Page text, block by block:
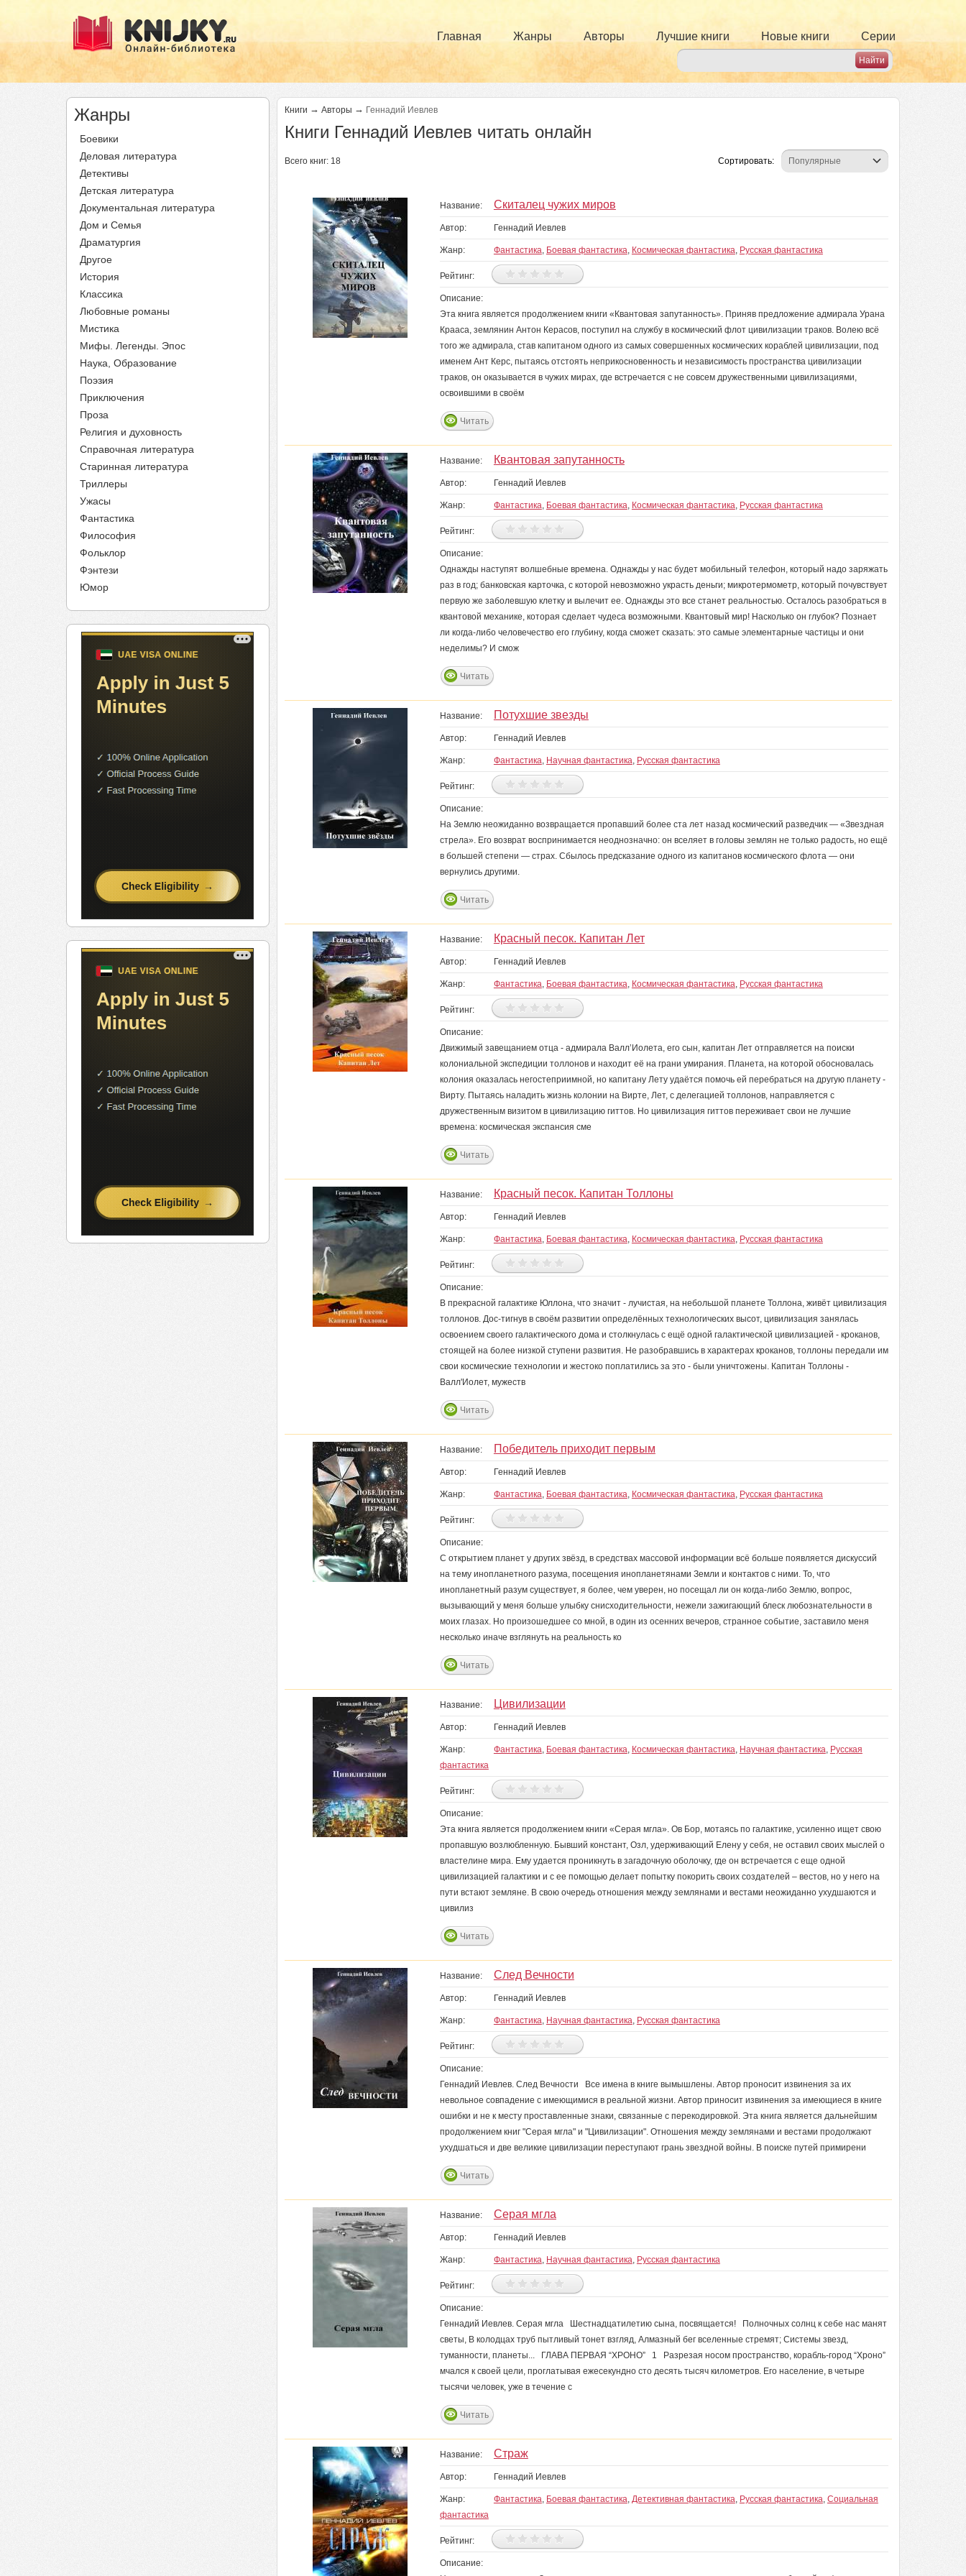
Главная Жанры Авторы Лучшие книги Новые книги Серии
Жанры
Боевики
Деловая литература
Детективы
Детская литература
Документальная литература
Дом и Семья
Драматургия
Другое
История
Классика
Любовные романы
Мистика
Мифы. Легенды. Эпос
Наука, Образование
Поэзия
Приключения
Проза
Религия и духовность
Справочная литература
Старинная литература
Триллеры
Ужасы
Фантастика
Философия
Фольклор
Фэнтези
Юмор
Книги → Авторы → Геннадий Иевлев
Книги Геннадий Иевлев читать онлайн
Всего книг: 18 Сортировать:
Название: Скиталец чужих миров
Автор: Геннадий Иевлев
Жанр: Фантастика, Боевая фантастика, Космическая фантастика, Русская фантастика
Рейтинг:
Описание:
Эта книга является продолжением книги «Квантовая запутанность». Приняв предложение адмирала Урана
Крааса, землянин Антон Керасов, поступил на службу в космический флот цивилизации траков. Волею всё
того же адмирала, став капитаном одного из самых совершенных космических кораблей цивилизации, под
именем Ант Керс, пытаясь отстоять неприкосновенность и независимость пространства цивилизации
траков, он оказывается в чужих мирах, где встречается с не совсем дружественными цивилизациями,
освоившими в своём
Читать
Название: Квантовая запутанность
Автор: Геннадий Иевлев
Жанр: Фантастика, Боевая фантастика, Космическая фантастика, Русская фантастика
Рейтинг:
Описание:
Однажды наступят волшебные времена. Однажды у нас будет мобильный телефон, который надо заряжать
раз в год; банковская карточка, с которой невозможно украсть деньги; микротермометр, который почувствует
первую же заболевшую клетку и вылечит ее. Однажды это все станет реальностью. Осталось разобраться в
квантовой механике, которая сделает чудеса возможными. Квантовый мир! Насколько он глубок? Познает
ли когда-либо человечество его глубину, когда сможет сказать: это самые элементарные частицы и они
неделимы? И смож
Читать
Название: Потухшие звезды
Автор: Геннадий Иевлев
Жанр: Фантастика, Научная фантастика, Русская фантастика
Рейтинг:
Описание:
На Землю неожиданно возвращается пропавший более ста лет назад космический разведчик — «Звездная
стрела». Его возврат воспринимается неоднозначно: он вселяет в головы землян не только радость, но ещё
в большей степени — страх. Сбылось предсказание одного из капитанов космического флота — они
вернулись другими.
Читать
Название: Красный песок. Капитан Лет
Автор: Геннадий Иевлев
Жанр: Фантастика, Боевая фантастика, Космическая фантастика, Русская фантастика
Рейтинг:
Описание:
Движимый завещанием отца - адмирала Валл’Иолета, его сын, капитан Лет отправляется на поиски
колониальной экспедиции толлонов и находит её на грани умирания. Планета, на которой обосновалась
колония оказалась негостеприимной, но капитану Лету удаётся помочь ей перебраться на другую планету -
Вирту. Пытаясь наладить жизнь колонии на Вирте, Лет, с делегацией толлонов, направляется с
дружественным визитом в цивилизацию гиттов. Но цивилизация гиттов переживает свои не лучшие
времена: космическая экспансия сме
Читать
Название: Красный песок. Капитан Толлоны
Автор: Геннадий Иевлев
Жанр: Фантастика, Боевая фантастика, Космическая фантастика, Русская фантастика
Рейтинг:
Описание:
В прекрасной галактике Юллона, что значит - лучистая, на небольшой планете Толлона, живёт цивилизация
толлонов. Дос-тигнув в своём развитии определённых технологических высот, цивилизация занялась
освоением своего галактического дома и столкнулась с ещё одной галактической цивилизацией - кроканов,
стоящей на более низкой ступени развития. Не разобравшись в характерах кроканов, толлоны передали им
свои космические технологии и жестоко поплатились за это - были уничтожены. Капитан Толлоны -
Валл'Иолет, мужеств
Читать
Название: Победитель приходит первым
Автор: Геннадий Иевлев
Жанр: Фантастика, Боевая фантастика, Космическая фантастика, Русская фантастика
Рейтинг:
Описание:
C открытием планет у других звёзд, в средствах массовой информации всё больше появляется дискуссий
на тему инопланетного разума, посещения инопланетянами Земли и контактов с ними. То, что
инопланетный разум существует, я более, чем уверен, но посещал ли он когда-либо Землю, вопрос,
вызывающий у меня больше улыбку снисходительности, нежели зажигающий блеск любознательности в
моих глазах. Но произошедшее со мной, в один из осенних вечеров, странное событие, заставило меня
несколько иначе взглянуть на реальность ко
Читать
Название: Цивилизации
Автор: Геннадий Иевлев
Жанр: Фантастика, Боевая фантастика, Космическая фантастика, Научная фантастика, Русская
фантастика
Рейтинг:
Описание:
Эта книга является продолжением книги «Серая мгла». Ов Бор, мотаясь по галактике, усиленно ищет свою
пропавшую возлюбленную. Бывший констант, Озл, удерживающий Елену у себя, не оставил своих мыслей о
властелине мира. Ему удается проникнуть в загадочную оболочку, где он встречается с еще одной
цивилизацией галактики и с ее помощью делает попытку покорить своих создателей – вестов, но у него на
пути встают земляне. В свою очередь отношения между землянами и вестами неожиданно ухудшаются и
цивилиз
Читать
Название: След Вечности
Автор: Геннадий Иевлев
Жанр: Фантастика, Научная фантастика, Русская фантастика
Рейтинг:
Описание:
Геннадий Иевлев. След Вечности Все имена в книге вымышлены. Автор проносит извинения за их
невольное совпадение с имеющимися в реальной жизни. Автор приносит извинения за имеющиеся в книге
ошибки и не к месту проставленные знаки, связанные с перекодировкой. Эта книга является дальнейшим
продолжением книг "Серая мгла" и "Цивилизации". Отношения между землянами и вестами продолжают
ухудшаться и две великие цивилизации переступают грань звездной войны. В поиске путей примирени
Читать
Название: Серая мгла
Автор: Геннадий Иевлев
Жанр: Фантастика, Научная фантастика, Русская фантастика
Рейтинг:
Описание:
Геннадий Иевлев. Серая мгла Шестнадцатилетию сына, посвящается! Полночных солнц к себе нас манят
светы, В колодцах труб пытливый тонет взгляд, Алмазный бег вселенные стремят; Системы звезд,
туманности, планеты... ГЛАВА ПЕРВАЯ “ХРОНО” 1 Разрезая носом пространство, корабль-город “Хроно”
мчался к своей цели, проглатывая ежесекундно сто десять тысяч километров. Его население, в четыре
тысячи человек, уже в течение с
Читать
Название: Страж
Автор: Геннадий Иевлев
Жанр: Фантастика, Боевая фантастика, Детективная фантастика, Русская фантастика, Социальная
фантастика
Рейтинг:
Описание: